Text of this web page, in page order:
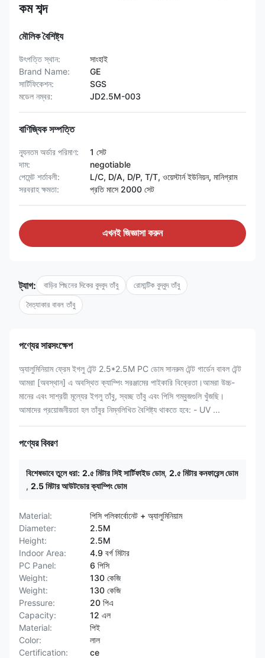
কম শব্দ
মৌলিক বৈশিষ্ট্য
উৎপত্তি স্থান:
সাংহাই
Brand Name:
GE
সার্টিফিকেশন:
SGS
মডেল নম্বর:
JD2.5M-003
বাণিজ্যিক সম্পত্তি
ন্যূনতম অর্ডার পরিমাণ:
1 সেট
দাম:
negotiable
পেমেন্ট শর্তাবলী:
L/C, D/A, D/P, T/T, ওয়েস্টার্ন ইউনিয়ন, মানিগ্রাম
সরবরাহ ক্ষমতা:
প্রতি মাসে 2000 সেট
এখনই জিজ্ঞাসা করুন
ট্যাগ: বাড়ির পিছনের দিকের বুদবুদ তাঁবু রোমান্টিক বুদ্বুদ তাঁবু
দৈত্যাকার বাবল তাঁবু
পণ্যের সারসংক্ষেপ
অ্যালুমিনিয়াম ফ্রেম ইগলু টেন্ট 2.5*2.5M PC ডোম সানরুম টেন্ট গার্ডেন বাবল টেন্ট
আমরা [অবস্থান] এ অবস্থিত ক্যাম্পিং সরঞ্জামের পাইকারি বিক্রেতা।আমরা উচ্চ-
মানের এবং সাশ্রয়ী মূল্যের ইগলু তাঁবু, স্বচ্ছ তাঁবু এবং পিসি গম্বুজগুলি খুঁজছি।
আমাদের প্রয়োজনীয়তা হল তাঁবুর নিম্নলিখিত বৈশিষ্ট্য থাকতে হবে: - UV ...
পণ্যের বিবরণ
বিশেষভাবে তুলে ধরা: 2.৫ মিটার সিই সার্টিফাইড ডোম, 2.৫ মিটার কনফারেন্স ডোম
, 2.5 মিটার আউটডোর ক্যাম্পিং ডোম
Material:
পিসি পলিকার্বোনেট + অ্যালুমিনিয়াম
Diameter:
2.5M
Height:
2.5M
Indoor Area:
4.9 বর্গ মিটার
PC Panel:
6 পিসি
Weight:
130 কেজি
Weight:
130 কেজি
Pressure:
20 পিএ
Capacity:
12 এল
Material:
পিই
Color:
লাল
Certification:
ce